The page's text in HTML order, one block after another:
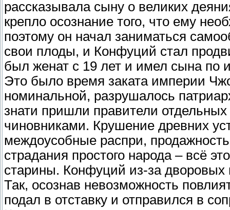
рассказывала сыну о великих
крепло осознание того, что ему
поэтому он начал заниматься
свои плоды, и Конфуций стал
был женат с 19 лет и имел сына по
Это было время заката империи
номинальной, разрушалось
знати пришли правители
чиновниками. Крушение древних
междоусобные распри,
страдания простого народа – всё
старины. Конфуций из-за дворовых
Так, осознав невозможность
подал в отставку и отправился в